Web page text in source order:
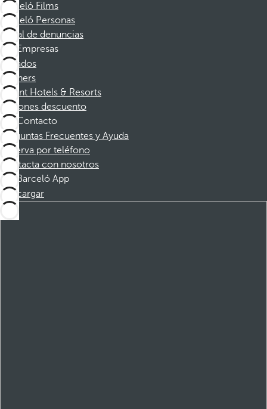
Barceló Films
Barceló Personas
Canal de denuncias
Empresas
Afiliados
Partners
Dorint Hotels & Resorts
Cupones descuento
Contacto
Preguntas Frecuentes y Ayuda
Reserva por teléfono
Contacta con nosotros
Barceló App
Descargar